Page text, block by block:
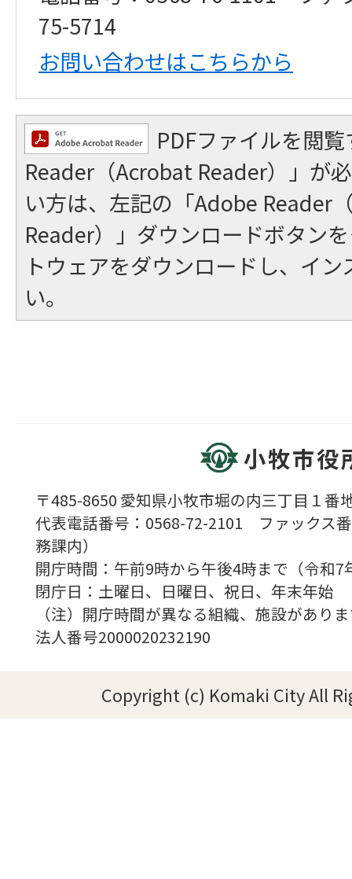
75-5714
お問い合わせはこちらから
PDFファイルを閲
Reader（Acrobat Reader）」が
い方は、左記の「Adobe Reader
Reader）」ダウンロードボタン
トウェアをダウンロードし、イ
い。
小牧市役
〒485-8650 愛知県小牧市堀の内三丁目１番
代表電話番号：0568-72-2101 ファックス
務課内）
開庁時間：午前9時から午後4時まで（令
閉庁日：土曜日、日曜日、祝日、年末年始
（注）開庁時間が異なる組織、施設があり
法人番号2000020232190
Copyright (c) Komaki City All